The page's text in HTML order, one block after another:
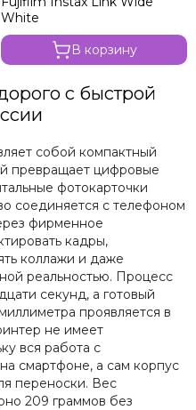
White
В корзину
с быстрой
собой компактный
превращает цифровые
фотокарточки
соединяется с телефоном
фирменное
кадры,
коллажи и даже
реальностью. Процесс
секунд, а готовый
проявляется в
не имеет
вся работа с
смартфоне, а сам корпус
переноски. Вес
209 граммов без